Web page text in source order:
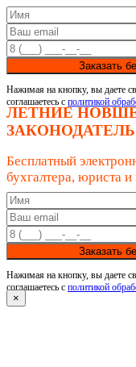
Заказать
Нажимая на кнопку, вы даете
соглашаетесь с политикой
ЛЕТНИЕ
Бесплатный
бухгалтера, юриста и
Заказать
Нажимая на кнопку, вы даете
соглашаетесь с политикой
×